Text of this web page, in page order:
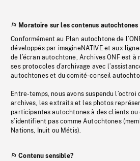
Moratoire sur les contenus autochtones
Conformément au Plan autochtone de
développés par imagineNATIVE et aux
de l’écran autochtone, Archives ONF est
ses protocoles d’archivage avec
autochtones et du comité-conseil
Entre-temps, nous avons suspendu
archives, les extraits et les photos
participantes autochtones à des clients ou
s’identifient pas comme Autochtones
Nations, Inuit ou Métis).
Contenu sensible?